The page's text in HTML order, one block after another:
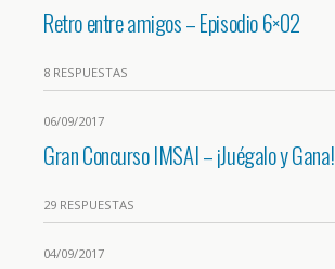
Retro entre amigos – Episodio 6×02
8 RESPUESTAS
06/09/2017
Gran Concurso IMSAI – ¡Juégalo y Gana!
29 RESPUESTAS
04/09/2017